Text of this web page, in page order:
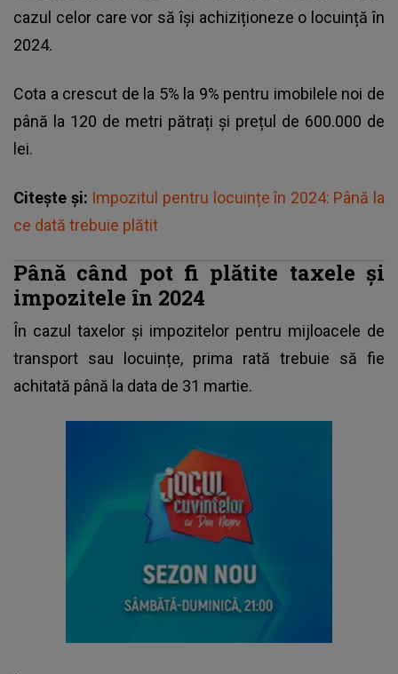
cazul celor care vor să își achiziționeze o locuință în
2024.
Cota a crescut de la 5% la 9% pentru imobilele noi de
până la 120 de metri pătrați și prețul de 600.000 de
lei.
Citește și: Impozitul pentru locuințe în 2024: Până la
ce dată trebuie plătit
Până când pot fi plătite taxele și
impozitele în 2024
În cazul taxelor și impozitelor pentru mijloacele de
transport sau locuințe, prima rată trebuie să fie
achitată până la data de 31 martie.